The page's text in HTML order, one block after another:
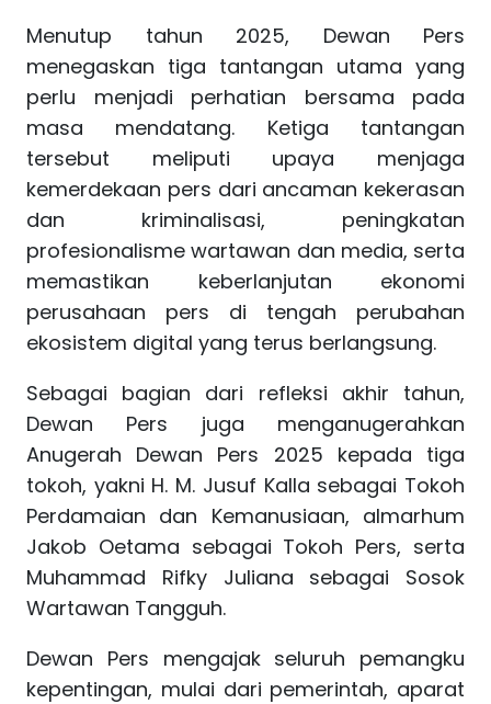
Menutup tahun 2025, Dewan Pers
menegaskan tiga tantangan utama yang
perlu menjadi perhatian bersama pada
masa mendatang. Ketiga tantangan
tersebut meliputi upaya menjaga
kemerdekaan pers dari ancaman kekerasan
dan kriminalisasi, peningkatan
profesionalisme wartawan dan media, serta
memastikan keberlanjutan ekonomi
perusahaan pers di tengah perubahan
ekosistem digital yang terus berlangsung.
Sebagai bagian dari refleksi akhir tahun,
Dewan Pers juga menganugerahkan
Anugerah Dewan Pers 2025 kepada tiga
tokoh, yakni H. M. Jusuf Kalla sebagai Tokoh
Perdamaian dan Kemanusiaan, almarhum
Jakob Oetama sebagai Tokoh Pers, serta
Muhammad Rifky Juliana sebagai Sosok
Wartawan Tangguh.
Dewan Pers mengajak seluruh pemangku
kepentingan, mulai dari pemerintah, aparat